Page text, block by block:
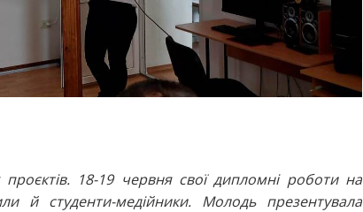
18-19 червня свої дипломні роботи на
й студенти-медійники. Молодь презентувала